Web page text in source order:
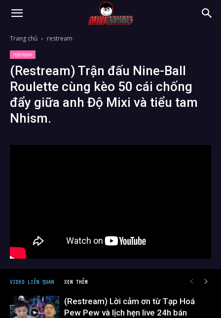
Trang chủ restream
restream
(Restream) Trận đấu Nine-Ball
Roulette cùng kèo 50 cái chống
đẩy giữa anh Độ Mixi và tiểu tam
Nhism.
VIDEO LIÊN QUAN XEM THÊM
(Restream) Lời cảm ơn từ Tạp Hoá
Pew Pew và lịch hẹn live 24h bán